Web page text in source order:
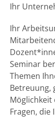
Ihr
Ihr
Seminar
Themen
Betreuung,
Möglichkeit
Fragen,